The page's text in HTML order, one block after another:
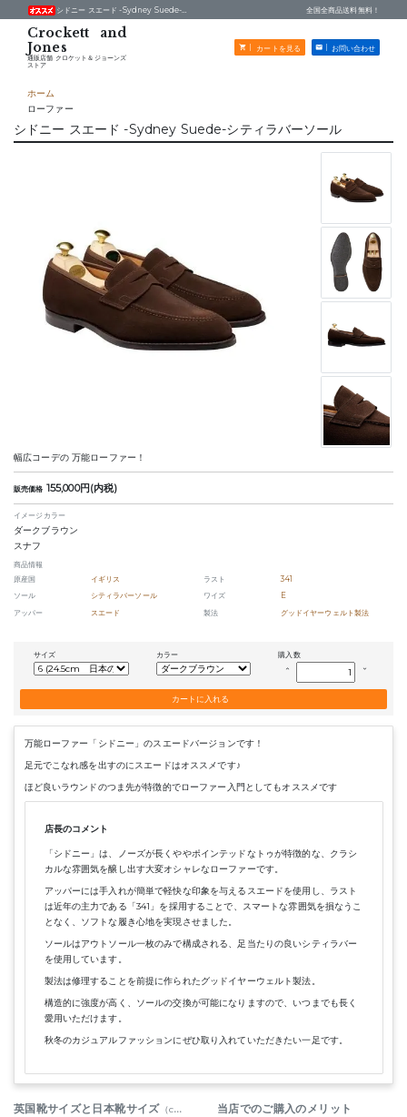
通販店舗 クロケット＆ジョーンズ
ストア
カートを見る お問い合わせ
シドニー スエード -Sydney Suede-シティラバーソール - 通販店舗 クロケット＆ジョーンズストア
全国全商品送料無料！
ホーム
ローファー
シドニー スエード -Sydney Suede-シティラバーソール
幅広コーデの 万能ローファー！
販売価格 155,000円(内税)
イメージカラー
ダークブラウン
スナフ
商品情報
原産国
イギリス ラスト
341
ソール
シティラバーソール ワイズ
E
アッパー
スエード 製法 グッドイヤーウェルト製法
サイズ カラー 購入数
keyboard_arrow_up keyboard_arrow_down
万能ローファー「シドニー」のスエードバージョンです！
足元でこなれ感を出すのにスエードはオススメです♪
ほど良いラウンドのつま先が特徴的でローファー入門としてもオススメです
店長のコメント
「シドニー」は、ノーズが長くややポインテッドなトゥが特徴的な、クラシ
カルな雰囲気を醸し出す大変オシャレなローファーです。
アッパーには手入れが簡単で軽快な印象を与えるスエードを使用し、ラスト
は近年の主力である「341」を採用することで、スマートな雰囲気を損なうこ
となく、ソフトな履き心地を実現させました。
ソールはアウトソール一枚のみで構成される、足当たりの良いシティラバー
を使用しています。
製法は修理することを前提に作られたグッドイヤーウェルト製法。
構造的に強度が高く、ソールの交換が可能になりますので、いつまでも長く
愛用いただけます。
秋冬のカジュアルファッションにぜひ取り入れていただきたい一足です。
英国靴サイズと日本靴サイズ （cm） 参考表当店でのご購入のメリット